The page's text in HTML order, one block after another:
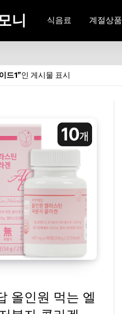
니 식음료 계절상품
드1 인 게시물 표시
올인원 먹는 엘